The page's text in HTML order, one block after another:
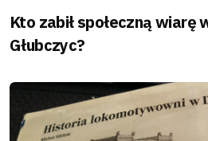
Kto zabił społeczną wiarę
Głubczyc?